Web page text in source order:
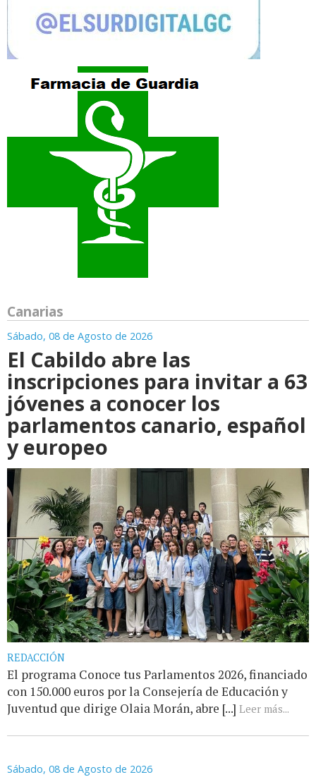
Canarias
Sábado, 08 de Agosto de 2026
El Cabildo abre las
inscripciones para invitar a 63
jóvenes a conocer los
parlamentos canario, español
y europeo
REDACCIÓN
El programa Conoce tus Parlamentos 2026, financiado
con 150.000 euros por la Consejería de Educación y
Juventud que dirige Olaia Morán, abre [...] Leer más...
Sábado, 08 de Agosto de 2026